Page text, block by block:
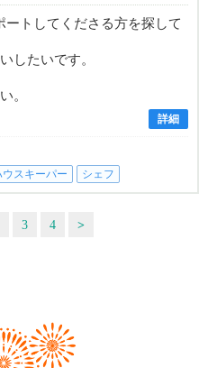
トしてくださる方を探して
したいです。
。
詳細
ウスキーパー シェフ
3 4 >